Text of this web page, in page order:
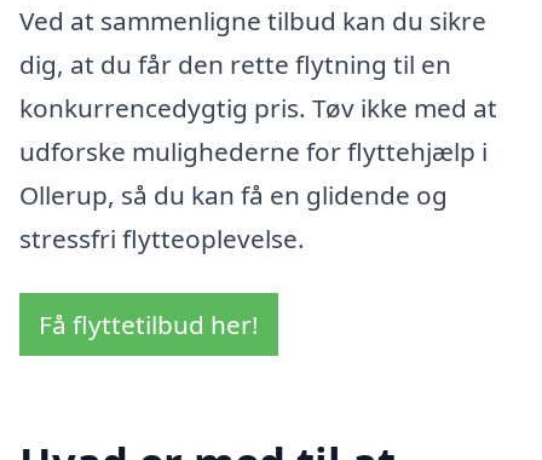
Ved at sammenligne tilbud kan du sikre
dig, at du får den rette flytning til en
konkurrencedygtig pris. Tøv ikke med at
udforske mulighederne for flyttehjælp i
Ollerup, så du kan få en glidende og
stressfri flytteoplevelse.
Få flyttetilbud her!